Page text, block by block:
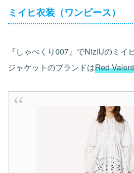
ミイヒ衣装（ワンピース）
『しゃべくり007』でNiziUのミイ
ジャケットのブランドはRed